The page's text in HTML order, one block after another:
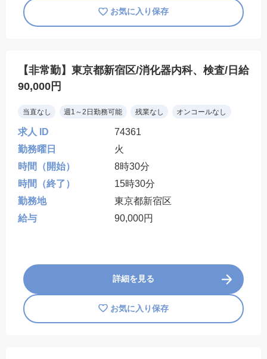
お気に入り保存
【非常勤】東京都新宿区/消化器内科、検査/日給
90,000円
当直なし 週1～2日勤務可能 残業なし オンコールなし
求人 ID
74361
勤務曜日
火
時間（開始）
8時30分
時間（終了）
15時30分
勤務地
東京都新宿区
給与
90,000円
詳細を見る
お気に入り保存